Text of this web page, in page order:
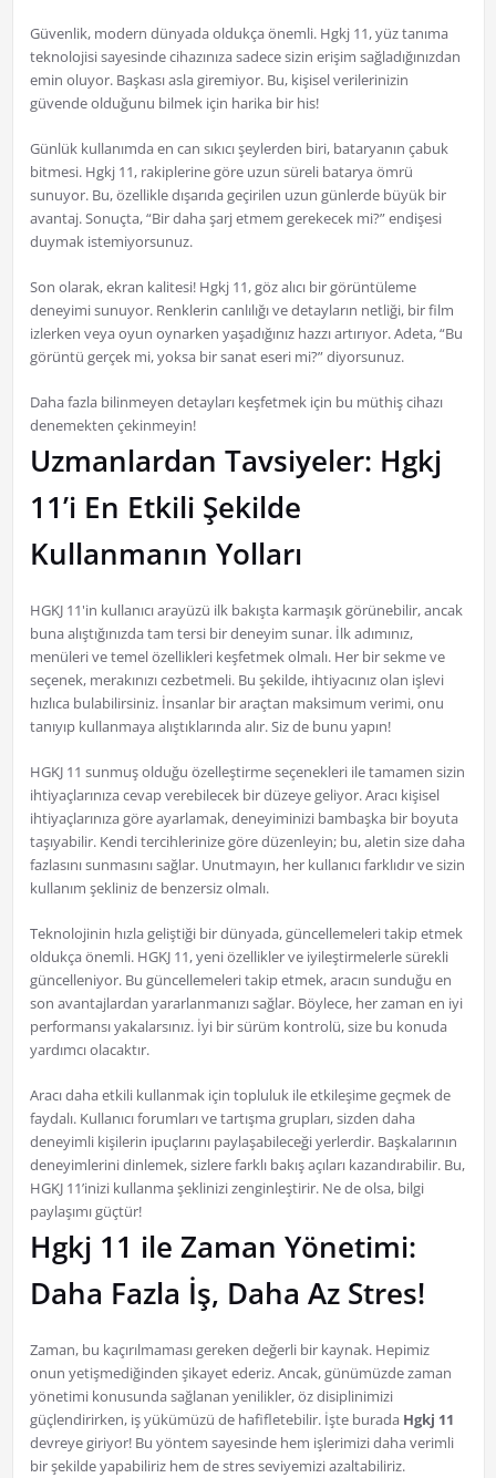
Güvenlik, modern dünyada oldukça önemli. Hgkj 11, yüz tanıma
teknolojisi sayesinde cihazınıza sadece sizin erişim sağladığınızdan
emin oluyor. Başkası asla giremiyor. Bu, kişisel verilerinizin
güvende olduğunu bilmek için harika bir his!
Günlük kullanımda en can sıkıcı şeylerden biri, bataryanın çabuk
bitmesi. Hgkj 11, rakiplerine göre uzun süreli batarya ömrü
sunuyor. Bu, özellikle dışarıda geçirilen uzun günlerde büyük bir
avantaj. Sonuçta, “Bir daha şarj etmem gerekecek mi?” endişesi
duymak istemiyorsunuz.
Son olarak, ekran kalitesi! Hgkj 11, göz alıcı bir görüntüleme
deneyimi sunuyor. Renklerin canlılığı ve detayların netliği, bir film
izlerken veya oyun oynarken yaşadığınız hazzı artırıyor. Adeta, “Bu
görüntü gerçek mi, yoksa bir sanat eseri mi?” diyorsunuz.
Daha fazla bilinmeyen detayları keşfetmek için bu müthiş cihazı
denemekten çekinmeyin!
Uzmanlardan Tavsiyeler: Hgkj
11’i En Etkili Şekilde
Kullanmanın Yolları
HGKJ 11'in kullanıcı arayüzü ilk bakışta karmaşık görünebilir, ancak
buna alıştığınızda tam tersi bir deneyim sunar. İlk adımınız,
menüleri ve temel özellikleri keşfetmek olmalı. Her bir sekme ve
seçenek, merakınızı cezbetmeli. Bu şekilde, ihtiyacınız olan işlevi
hızlıca bulabilirsiniz. İnsanlar bir araçtan maksimum verimi, onu
tanıyıp kullanmaya alıştıklarında alır. Siz de bunu yapın!
HGKJ 11 sunmuş olduğu özelleştirme seçenekleri ile tamamen sizin
ihtiyaçlarınıza cevap verebilecek bir düzeye geliyor. Aracı kişisel
ihtiyaçlarınıza göre ayarlamak, deneyiminizi bambaşka bir boyuta
taşıyabilir. Kendi tercihlerinize göre düzenleyin; bu, aletin size daha
fazlasını sunmasını sağlar. Unutmayın, her kullanıcı farklıdır ve sizin
kullanım şekliniz de benzersiz olmalı.
Teknolojinin hızla geliştiği bir dünyada, güncellemeleri takip etmek
oldukça önemli. HGKJ 11, yeni özellikler ve iyileştirmelerle sürekli
güncelleniyor. Bu güncellemeleri takip etmek, aracın sunduğu en
son avantajlardan yararlanmanızı sağlar. Böylece, her zaman en iyi
performansı yakalarsınız. İyi bir sürüm kontrolü, size bu konuda
yardımcı olacaktır.
Aracı daha etkili kullanmak için topluluk ile etkileşime geçmek de
faydalı. Kullanıcı forumları ve tartışma grupları, sizden daha
deneyimli kişilerin ipuçlarını paylaşabileceği yerlerdir. Başkalarının
deneyimlerini dinlemek, sizlere farklı bakış açıları kazandırabilir. Bu,
HGKJ 11’inizi kullanma şeklinizi zenginleştirir. Ne de olsa, bilgi
paylaşımı güçtür!
Hgkj 11 ile Zaman Yönetimi:
Daha Fazla İş, Daha Az Stres!
Zaman, bu kaçırılmaması gereken değerli bir kaynak. Hepimiz
onun yetişmediğinden şikayet ederiz. Ancak, günümüzde zaman
yönetimi konusunda sağlanan yenilikler, öz disiplinimizi
güçlendirirken, iş yükümüzü de hafifletebilir. İşte burada Hgkj 11
devreye giriyor! Bu yöntem sayesinde hem işlerimizi daha verimli
bir şekilde yapabiliriz hem de stres seviyemizi azaltabiliriz.